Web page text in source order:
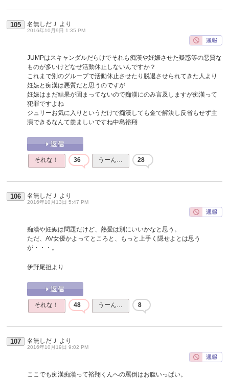
105 名無しだＪ より
2016年10月9日 1:35 PM
JUMPはスキャンダルだらけでそれも痴漢や妊娠させた疑惑等の悪質な
ものが多いけどなぜ活動休止しないんですか？
これまで別のグループで活動休止させたり脱退させられてきた人より
妊娠と痴漢は悪質だと思うのですが
妊娠はまだ結果が固まってないので痴漢にのみ言及しますが痴漢って
犯罪ですよね
ジュリーお気に入りというだけで痴漢しても金で解決し反省もせず主
演できるなんて羨ましいですね中島裕翔
それな！ 36 うーん… 28
106 名無しだＪ より
2016年10月13日 5:47 PM
痴漢や妊娠は問題だけど、熱愛は別にいいかなと思う。
ただ、AV女優かよってところと、もっと上手く隠せよとは思う
が・・・。
伊野尾担より
それな！ 48 うーん… 8
107 名無しだＪ より
2016年10月19日 9:02 PM
ここでも痴漢痴漢って裕翔くんへの罵倒はお腹いっぱい。